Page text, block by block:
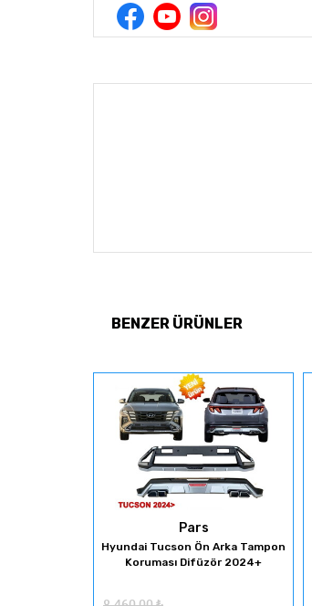
BENZER ÜRÜNLER
Pars
Hyundai Tucson Ön Arka Tampon
Koruması Difüzör 2024+